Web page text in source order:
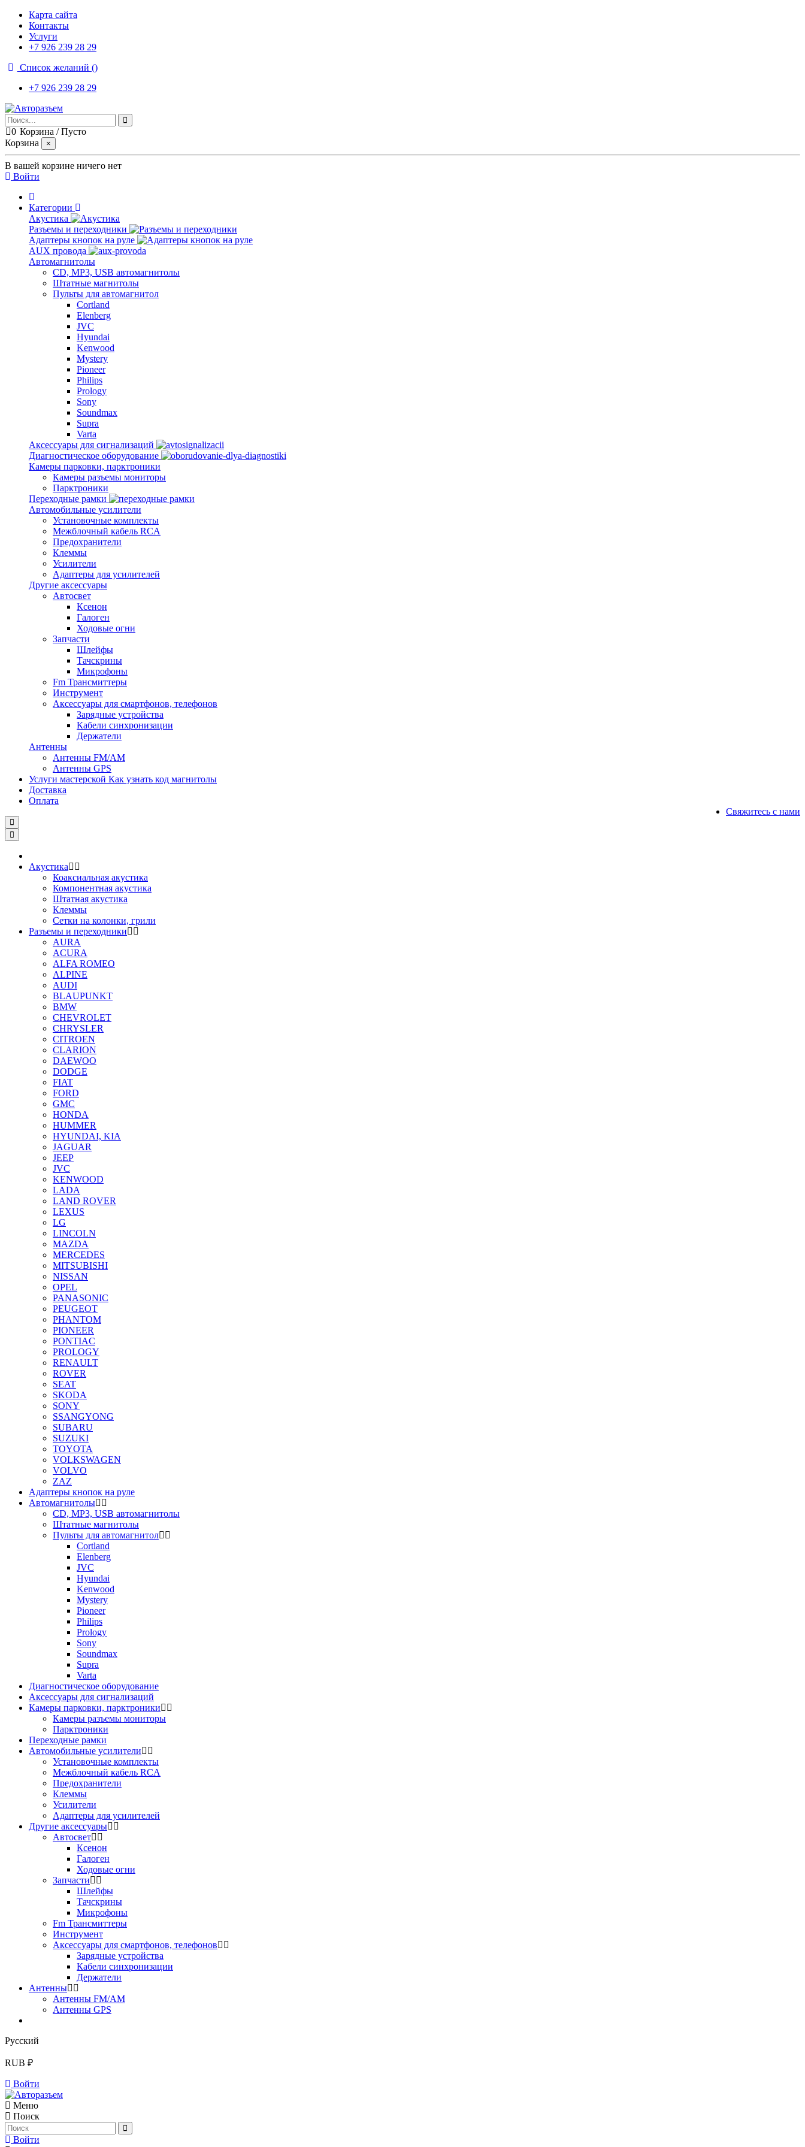
Карта сайта
Контакты
Услуги
+7 926 239 28 29
Список желаний ()
+7 926 239 28 29
0 Корзина /Пусто
Корзина
×
В вашей корзине ничего нет
Войти
Категории
Акустика
Разъемы и переходники
Адаптеры кнопок на руле
AUX провода
Автомагнитолы
CD, MP3, USB автомагнитолы
Штатные магнитолы
Пульты для автомагнитол
Cortland
Elenberg
JVC
Hyundai
Kenwood
Mystery
Pioneer
Philips
Prology
Sony
Soundmax
Supra
Varta
Аксессуары для сигнализаций
Диагностическое оборудование
Камеры парковки, парктроники
Камеры разъемы мониторы
Парктроники
Переходные рамки
Автомобильные усилители
Установочные комплекты
Межблочный кабель RCA
Предохранители
Клеммы
Усилители
Адаптеры для усилителей
Другие аксессуары
Автосвет
Ксенон
Галоген
Ходовые огни
Запчасти
Шлейфы
Тачскрины
Микрофоны
Fm Трансмиттеры
Инструмент
Аксессуары для смартфонов, телефонов
Зарядные устройства
Кабели синхронизации
Держатели
Антенны
Антенны FM/AM
Антенны GPS
Услуги мастерской Как узнать код магнитолы
Доставка
Оплата
Свяжитесь с нами
Акустика
Коаксиальная акустика
Компонентная акустика
Штатная акустика
Клеммы
Сетки на колонки, грили
Разъемы и переходники
AURA
ACURA
ALFA ROMEO
ALPINE
AUDI
BLAUPUNKT
BMW
CHEVROLET
CHRYSLER
CITROEN
CLARION
DAEWOO
DODGE
FIAT
FORD
GMC
HONDA
HUMMER
HYUNDAI, KIA
JAGUAR
JEEP
JVC
KENWOOD
LADA
LAND ROVER
LEXUS
LG
LINCOLN
MAZDA
MERCEDES
MITSUBISHI
NISSAN
OPEL
PANASONIC
PEUGEOT
PHANTOM
PIONEER
PONTIAC
PROLOGY
RENAULT
ROVER
SEAT
SKODA
SONY
SSANGYONG
SUBARU
SUZUKI
TOYOTA
VOLKSWAGEN
VOLVO
ZAZ
Адаптеры кнопок на руле
Автомагнитолы
CD, MP3, USB автомагнитолы
Штатные магнитолы
Пульты для автомагнитол
Cortland
Elenberg
JVC
Hyundai
Kenwood
Mystery
Pioneer
Philips
Prology
Sony
Soundmax
Supra
Varta
Диагностическое оборудование
Аксессуары для сигнализаций
Камеры парковки, парктроники
Камеры разъемы мониторы
Парктроники
Переходные рамки
Автомобильные усилители
Установочные комплекты
Межблочный кабель RCA
Предохранители
Клеммы
Усилители
Адаптеры для усилителей
Другие аксессуары
Автосвет
Ксенон
Галоген
Ходовые огни
Запчасти
Шлейфы
Тачскрины
Микрофоны
Fm Трансмиттеры
Инструмент
Аксессуары для смартфонов, телефонов
Зарядные устройства
Кабели синхронизации
Держатели
Антенны
Антенны FM/AM
Антенны GPS
Русский
RUB ₽
Войти
Меню
Поиск
Войти